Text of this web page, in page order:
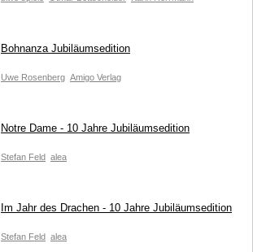
Bohnanza Jubiläumsedition
Uwe Rosenberg Amigo Verlag
Notre Dame - 10 Jahre Jubiläumsedition
Stefan Feld alea
Im Jahr des Drachen - 10 Jahre Jubiläumsedition
Stefan Feld alea